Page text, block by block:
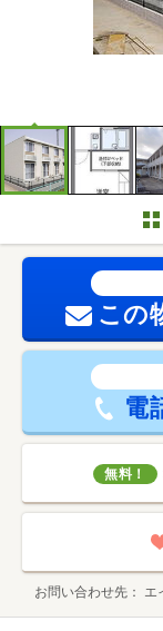
この
電
無料！
お問い合わせ先 エ